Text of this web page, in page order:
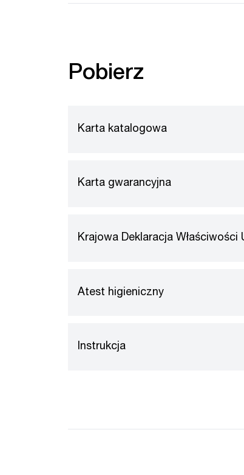
Pobierz
Karta katalogowa
Karta gwarancyjna
Krajowa Deklaracja Właściwości
Atest higieniczny
Instrukcja